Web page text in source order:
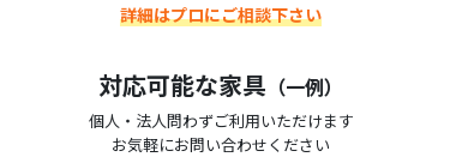
詳細はプロにご相談下さい
対応可能な家具 （一例）
個人・法人問わずご利用いただけます
お気軽にお問い合わせください